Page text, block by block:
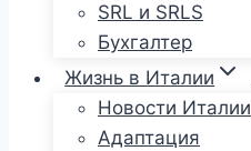
SRL и SRLS
Бухгалтер
Жизнь в Италии
Новости Италии
Адаптация